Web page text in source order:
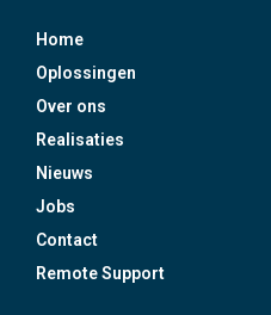
Home
Oplossingen
Over ons
Realisaties
Nieuws
Jobs
Contact
Remote Support